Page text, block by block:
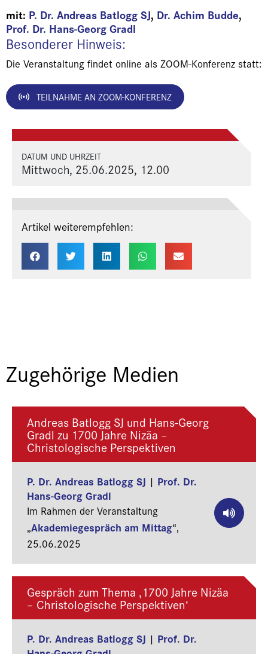
mit: P. Dr. Andreas Batlogg SJ, Dr. Achim Budde,
Prof. Dr. Hans-Georg Gradl
Besonderer Hinweis:
Die Veranstaltung findet online als ZOOM-Konferenz statt:
TEILNAHME AN ZOOM-KONFERENZ
DATUM UND UHRZEIT
Mittwoch, 25.06.2025, 12.00
Artikel weiterempfehlen:
Zugehörige Medien
Andreas Batlogg SJ und Hans-Georg
Gradl zu 1700 Jahre Nizäa –
Christologische Perspektiven
P. Dr. Andreas Batlogg SJ | Prof. Dr.
Hans-Georg Gradl
Im Rahmen der Veranstaltung
„Akademiegespräch am Mittag“,
25.06.2025
Gespräch zum Thema ‚1700 Jahre Nizäa
– Christologische Perspektiven‘
P. Dr. Andreas Batlogg SJ | Prof. Dr.